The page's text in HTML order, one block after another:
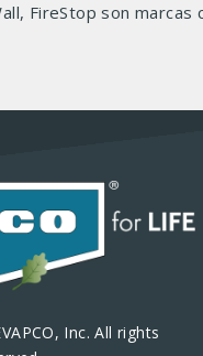
FireStop son
Inc. All rights